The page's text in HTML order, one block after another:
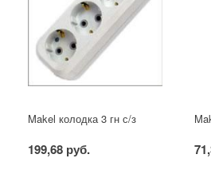
Makel колодка 3 гн с/з
199,68 руб.